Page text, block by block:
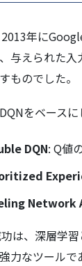
年に
与えられた
ものでした。
をベース
DQN: Q値
は、深層学
力なツール